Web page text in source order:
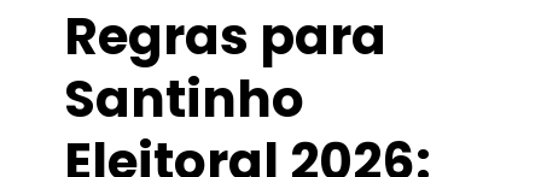
Regras para
Santinho
Eleitoral 2026: